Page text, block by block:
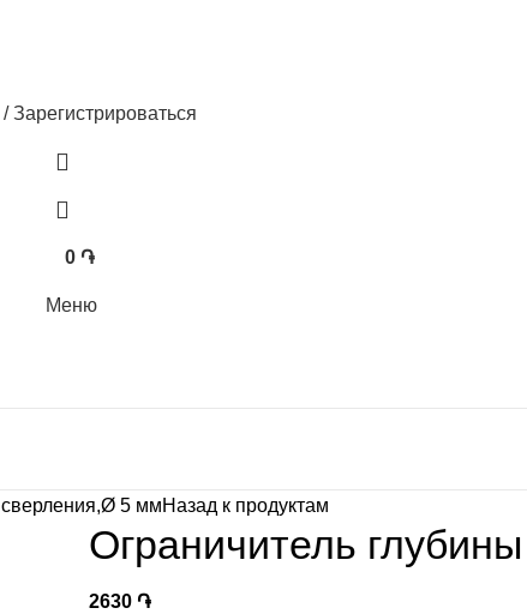
Зарегистрироваться
0 ֏
Меню
5 ммНазад к продуктам
Ограничитель
2630 ֏